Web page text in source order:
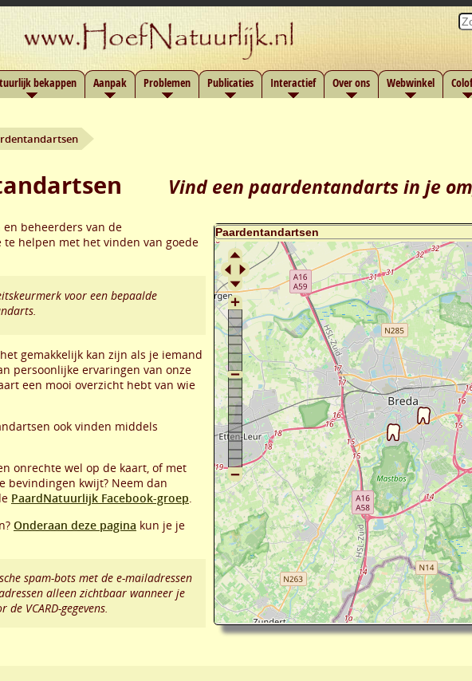
bekappen Aanpak Problemen Publicaties Interactief Over ons Webwinkel
Vind een paardentandarts in je
beheerders van de
helpen met het vinden van goede
voor een bepaalde
gemakkelijk kan zijn als je iemand
persoonlijke ervaringen van onze
een mooi overzicht hebt van wie
ook vinden middels
onrechte wel op de kaart, of met
bevindingen kwijt? Neem dan
PaardNatuurlijk Facebook-groep.
Onderaan deze pagina kun je je
spam-bots met de e-mailadressen
alleen zichtbaar wanneer je
VCARD-gegevens.